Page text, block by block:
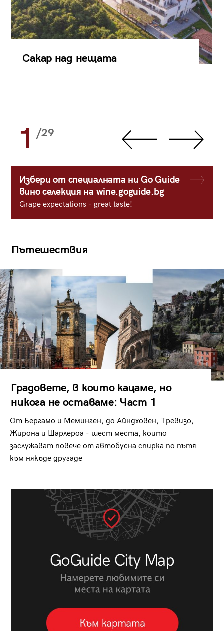
Сакар над нещата
1 /29
Избери от специалната ни Go Guide
вино селекция на wine.goguide.bg
Grape expectations - great taste!
Пътешествия
Градовете, в които кацаме, но
никога не оставаме: Част 1
От Бергамо и Меминген, до Айндховен, Тревизо,
Жирона и Шарлероа - шест места, които
заслужават повече от автобусна спирка по пътя
към някъде другаде